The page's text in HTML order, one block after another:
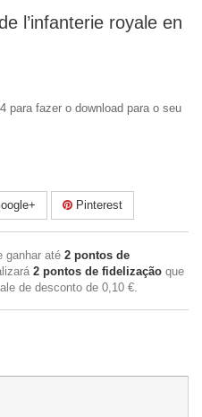
l’infanterie royale en
para fazer o download para o seu
Pinterest
ganhar até 2 pontos de
2 pontos de fidelização que
de desconto de 0,10 €.